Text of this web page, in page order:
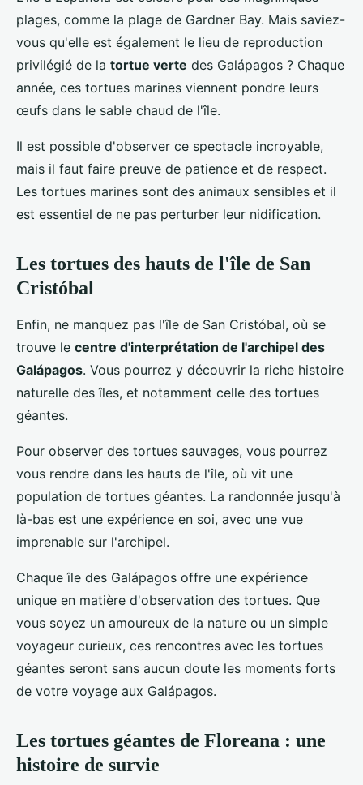
plages, comme la plage de Gardner Bay. Mais saviez-
vous qu'elle est également le lieu de reproduction
privilégié de la tortue verte des Galápagos ? Chaque
année, ces tortues marines viennent pondre leurs
œufs dans le sable chaud de l'île.
Il est possible d'observer ce spectacle incroyable,
mais il faut faire preuve de patience et de respect.
Les tortues marines sont des animaux sensibles et il
est essentiel de ne pas perturber leur nidification.
Les tortues des hauts de l'île de San
Cristóbal
Enfin, ne manquez pas l'île de San Cristóbal, où se
trouve le centre d'interprétation de l'archipel des
Galápagos. Vous pourrez y découvrir la riche histoire
naturelle des îles, et notamment celle des tortues
géantes.
Pour observer des tortues sauvages, vous pourrez
vous rendre dans les hauts de l'île, où vit une
population de tortues géantes. La randonnée jusqu'à
là-bas est une expérience en soi, avec une vue
imprenable sur l'archipel.
Chaque île des Galápagos offre une expérience
unique en matière d'observation des tortues. Que
vous soyez un amoureux de la nature ou un simple
voyageur curieux, ces rencontres avec les tortues
géantes seront sans aucun doute les moments forts
de votre voyage aux Galápagos.
Les tortues géantes de Floreana : une
histoire de survie